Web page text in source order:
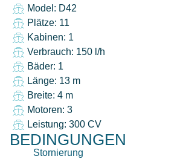
Model: D42
Plätze: 11
Kabinen: 1
Verbrauch: 150 l/h
Bäder: 1
Länge: 13 m
Breite: 4 m
Motoren: 3
Leistung: 300 CV
BEDINGUNGEN
Stornierung